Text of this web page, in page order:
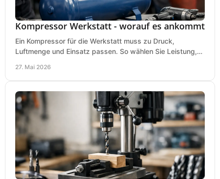
Kompressor Werkstatt - worauf es ankommt
Ein Kompressor für die Werkstatt muss zu Druck,
Luftmenge und Einsatz passen. So wählen Sie Leistung,
27. Mai 2026